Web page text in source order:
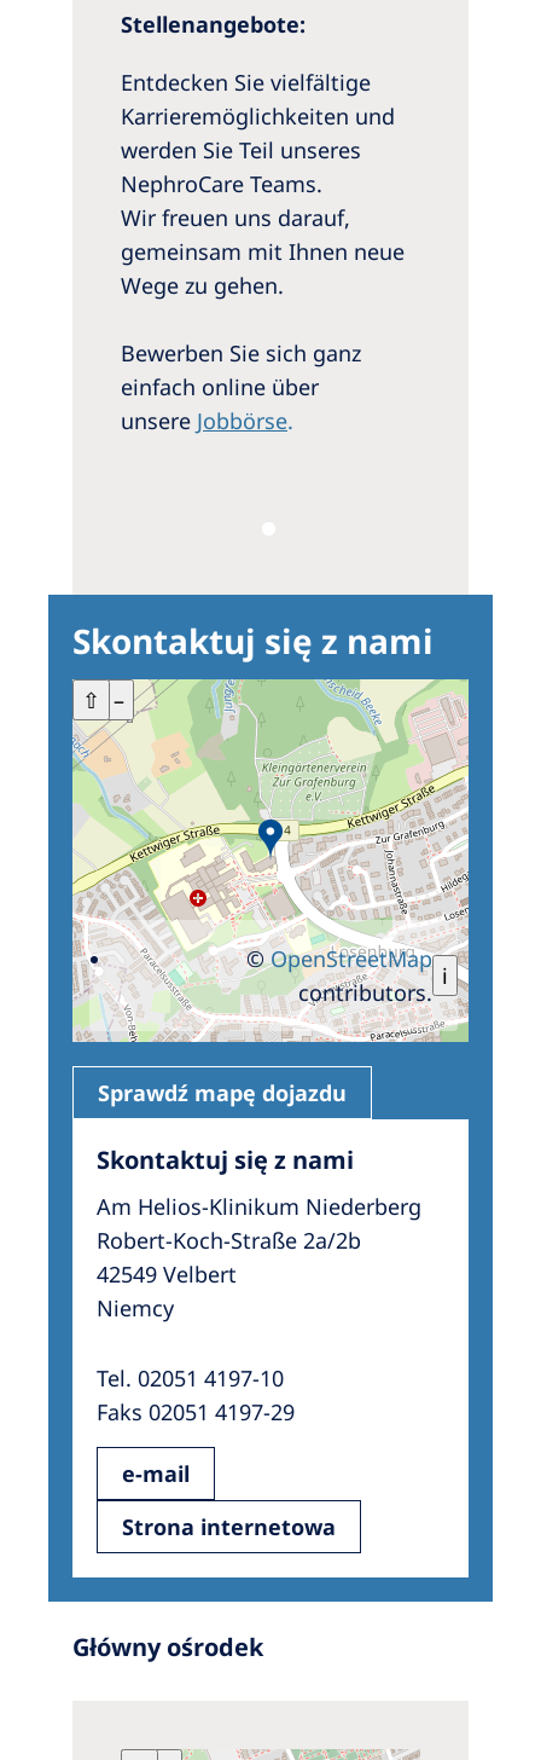
Stellenangebote:
Entdecken Sie vielfältige
Karrieremöglichkeiten und
werden Sie Teil unseres
NephroCare Teams.
Wir freuen uns darauf,
gemeinsam mit Ihnen neue
Wege zu gehen.
Bewerben Sie sich ganz
einfach online über
unsere Jobbörse.
Skontaktuj się z nami
+ –
⇧
i
©OpenStreetMap
contributors.
Sprawdź mapę dojazdu
Skontaktuj się z nami
Am Helios-Klinikum Niederberg
Robert-Koch-Straße 2a/2b
42549 Velbert
Niemcy
Tel. 02051 4197-10
Faks 02051 4197-29
e-mail
Strona internetowa
Główny ośrodek